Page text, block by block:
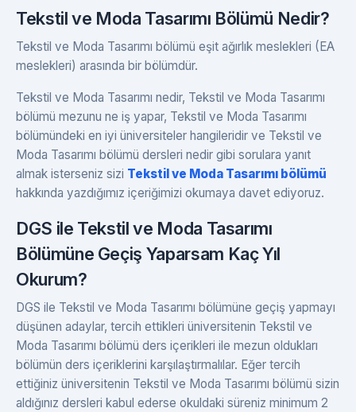
Tekstil ve Moda Tasarımı Bölümü Nedir?
Tekstil ve Moda Tasarımı bölümü eşit ağırlık meslekleri (EA
meslekleri) arasında bir bölümdür.
Tekstil ve Moda Tasarımı nedir, Tekstil ve Moda Tasarımı
bölümü mezunu ne iş yapar, Tekstil ve Moda Tasarımı
bölümündeki en iyi üniversiteler hangileridir ve Tekstil ve
Moda Tasarımı bölümü dersleri nedir gibi sorulara yanıt
almak isterseniz sizi Tekstil ve Moda Tasarımı bölümü
hakkında yazdığımız içeriğimizi okumaya davet ediyoruz.
DGS ile Tekstil ve Moda Tasarımı
Bölümüne Geçiş Yaparsam Kaç Yıl
Okurum?
DGS ile Tekstil ve Moda Tasarımı bölümüne geçiş yapmayı
düşünen adaylar, tercih ettikleri üniversitenin Tekstil ve
Moda Tasarımı bölümü ders içerikleri ile mezun oldukları
bölümün ders içeriklerini karşılaştırmalılar. Eğer tercih
ettiğiniz üniversitenin Tekstil ve Moda Tasarımı bölümü sizin
aldığınız dersleri kabul ederse okuldaki süreniz minimum 2